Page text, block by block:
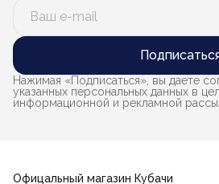
Нажимая «Подписаться», вы даете
указанных персональных данных в
информационной и рекламной
Офицальный магазин Кубачи